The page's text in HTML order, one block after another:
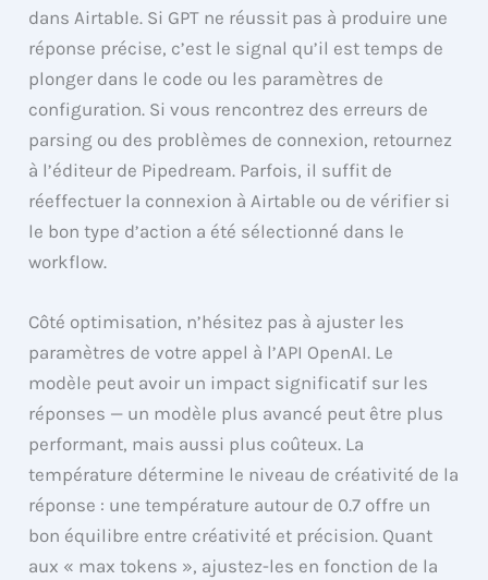
dans Airtable. Si GPT ne réussit pas à produire une
réponse précise, c’est le signal qu’il est temps de
plonger dans le code ou les paramètres de
configuration. Si vous rencontrez des erreurs de
parsing ou des problèmes de connexion, retournez
à l’éditeur de Pipedream. Parfois, il suffit de
réeffectuer la connexion à Airtable ou de vérifier si
le bon type d’action a été sélectionné dans le
workflow.
Côté optimisation, n’hésitez pas à ajuster les
paramètres de votre appel à l’API OpenAI. Le
modèle peut avoir un impact significatif sur les
réponses — un modèle plus avancé peut être plus
performant, mais aussi plus coûteux. La
température détermine le niveau de créativité de la
réponse : une température autour de 0.7 offre un
bon équilibre entre créativité et précision. Quant
aux « max tokens », ajustez-les en fonction de la